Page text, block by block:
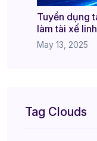
Tuyển dụng
làm tài xế
May 13, 2025
Tag Clouds